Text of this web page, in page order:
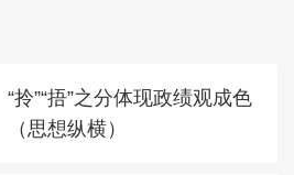
“拎”“捂”之分体现政绩观成色
（思想纵横）